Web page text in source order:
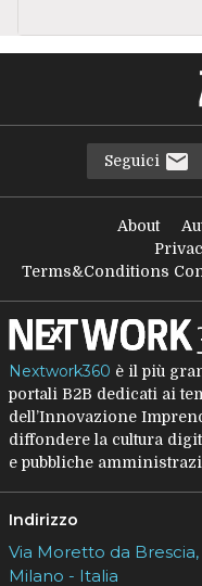
Seguici
About
Terms&Conditions
Nextwork360 è il più
portali B2B dedicati ai
dell’Innovazione
diffondere la cultura
e pubbliche
Indirizzo
Via Moretto da Brescia,
Milano - Italia